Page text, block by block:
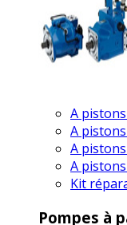
A pistons
A pistons
A pistons
A pistons
Kit
Pompes à